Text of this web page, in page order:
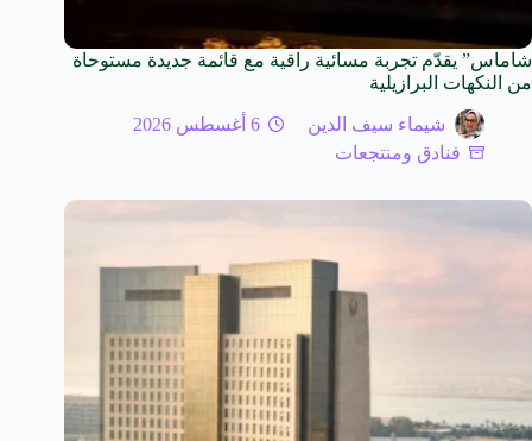
شاماس” يقدّم تجربة مسائية راقية مع قائمة جديدة مستوحاة
من النكهات البرازيلية
شيماء سيف الدين
6 أغسطس 2026
فنادق ومنتجعات